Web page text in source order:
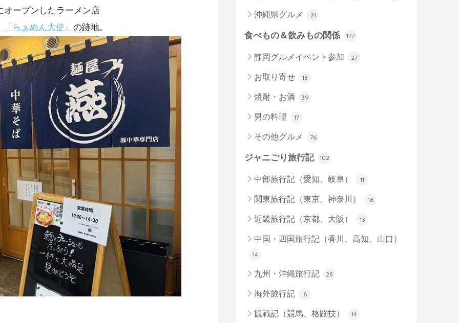
オープンしたラーメン店
『らぁめん大使』 の跡地。
沖縄県グルメ 21
食べもの＆飲みもの関係 177
静岡グルメイベント参加 27
お取り寄せ 18
焼酎・お酒 39
男の料理 17
その他グルメ 76
ジャニごり旅行記 102
中部旅行記（愛知、岐阜） 11
関東旅行記（東京、神奈川） 16
近畿旅行記（京都、大阪） 13
中国・四国旅行記（香川、高知、山口）
14
九州・沖縄旅行記 28
海外旅行記 6
観戦記（競馬、格闘技） 14